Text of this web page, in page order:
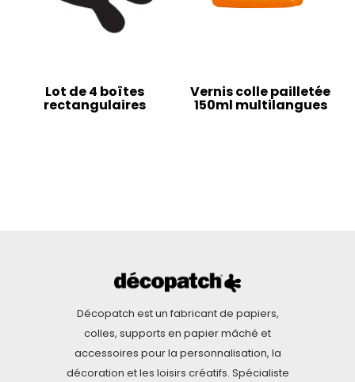
Lot de 4 boîtes
rectangulaires
Vernis colle pailletée
150ml multilangues
Décopatch est un fabricant de papiers,
colles, supports en papier mâché et
accessoires pour la personnalisation, la
décoration et les loisirs créatifs. Spécialiste